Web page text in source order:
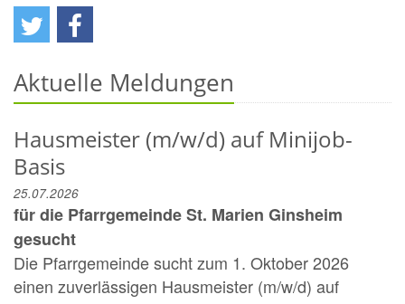
Aktuelle Meldungen
Hausmeister (m/w/d) auf Minijob-
Basis
25.07.2026
für die Pfarrgemeinde St. Marien Ginsheim
gesucht
Die Pfarrgemeinde sucht zum 1. Oktober 2026
einen zuverlässigen Hausmeister (m/w/d) auf